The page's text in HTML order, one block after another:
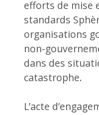
efforts de mise
standards
organisations
non-
dans des
catastrophe.
L’acte